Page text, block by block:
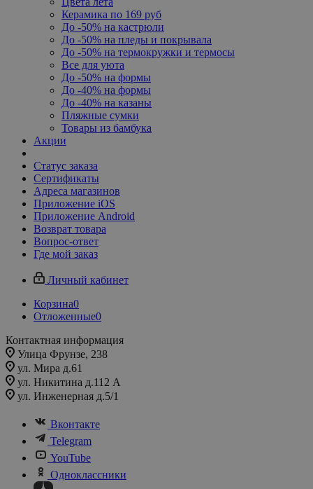
Керамика по 169 руб
До -50% на кастрюли
До -50% на пледы и покрывала
До -50% на термокружки и термосы
Все для уюта
До -50% на формы
До -40% на формы
До -40% на казаны
Пляжные сумки
Товары из бамбука
Акции
Статус заказа
Сертификаты
Адреса магазинов
Приложение iOS
Приложение Android
Возврат товара
Вопрос-ответ
Где мой заказ
Личный кабинет
Корзина0
Отложенные0
Контактная информация
Улица Фрунзе, 238​
ул. Мира д.61
ул. Никитина д.112 А
ул. Инженерная д.5/1
Вконтакте
Telegram
YouTube
Одноклассники